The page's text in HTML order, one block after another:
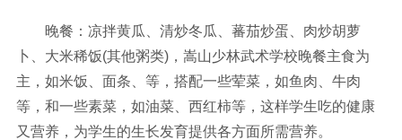
晚餐：凉拌黄瓜、清炒冬瓜、蕃茄炒蛋、肉炒胡萝
卜、大米稀饭(其他粥类)，嵩山少林武术学校晚餐主食为
主，如米饭、面条、等，搭配一些荤菜，如鱼肉、牛肉
等，和一些素菜，如油菜、西红柿等，这样学生吃的健康
又营养，为学生的生长发育提供各方面所需营养。